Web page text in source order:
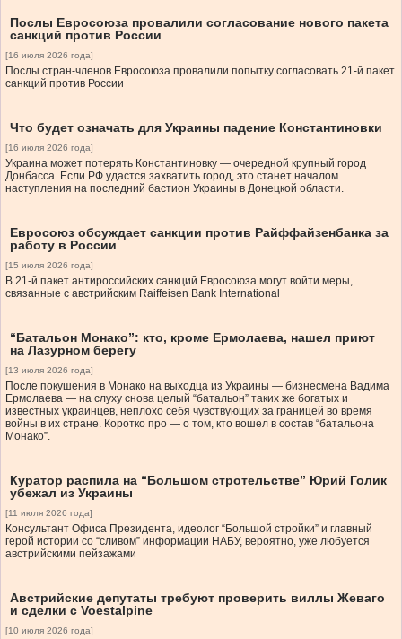
Послы Евросоюза провалили согласование нового пакета
санкций против России
[16 июля 2026 года]
Послы стран-членов Евросоюза провалили попытку согласовать 21-й пакет
санкций против России
Что будет означать для Украины падение Константиновки
[16 июля 2026 года]
Украина может потерять Константиновку — очередной крупный город
Донбасса. Если РФ удастся захватить город, это станет началом
наступления на последний бастион Украины в Донецкой области.
Евросоюз обсуждает санкции против Райффайзенбанка за
работу в России
[15 июля 2026 года]
В 21-й пакет антироссийских санкций Евросоюза могут войти меры,
связанные с австрийским Raiffeisen Bank International
“Батальон Монако”: кто, кроме Ермолаева, нашел приют
на Лазурном берегу
[13 июля 2026 года]
После покушения в Монако на выходца из Украины — бизнесмена Вадима
Ермолаева — на слуху снова целый “батальон” таких же богатых и
известных украинцев, неплохо себя чувствующих за границей во время
войны в их стране. Коротко про — о том, кто вошел в состав “батальона
Монако”.
Куратор распила на “Большом стротельстве” Юрий Голик
убежал из Украины
[11 июля 2026 года]
Консультант Офиса Президента, идеолог “Большой стройки” и главный
герой истории со “сливом” информации НАБУ, вероятно, уже любуется
австрийскими пейзажами
Австрийские депутаты требуют проверить виллы Жеваго
и сделки с Voestalpine
[10 июля 2026 года]